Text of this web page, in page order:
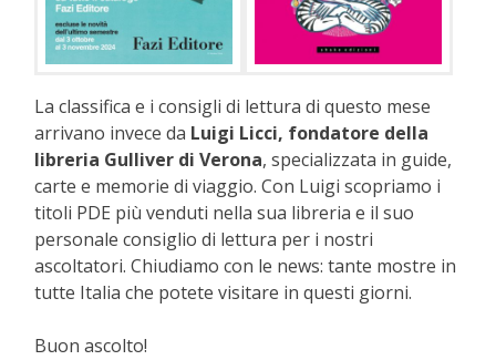
La classifica e i consigli di lettura di questo mese
arrivano invece da Luigi Licci, fondatore della
libreria Gulliver di Verona, specializzata in guide,
carte e memorie di viaggio. Con Luigi scopriamo i
titoli PDE più venduti nella sua libreria e il suo
personale consiglio di lettura per i nostri
ascoltatori. Chiudiamo con le news: tante mostre in
tutte Italia che potete visitare in questi giorni.
Buon ascolto!